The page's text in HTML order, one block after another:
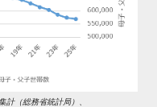
計（総務省統計局）、